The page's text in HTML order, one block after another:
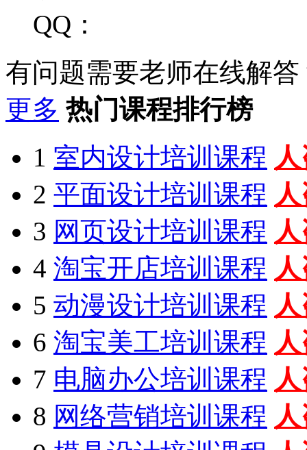
QQ：
有问题需要老师在线解答
更多 热门课程排行榜
1 室内设计培训课程
2 平面设计培训课程
3 网页设计培训课程
4 淘宝开店培训课程
5 动漫设计培训课程
6 淘宝美工培训课程
7 电脑办公培训课程
8 网络营销培训课程